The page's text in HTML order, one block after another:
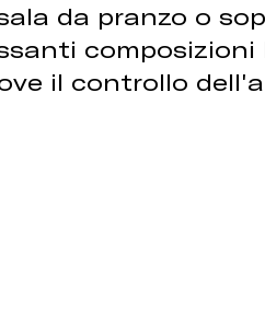
da pranzo o
composizioni
il controllo